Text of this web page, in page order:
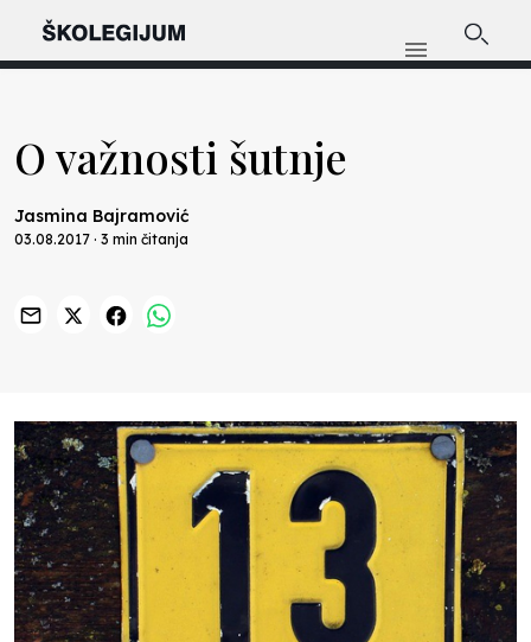
O važnosti šutnje
Jasmina Bajramović
03.08.2017 · 3 min čitanja